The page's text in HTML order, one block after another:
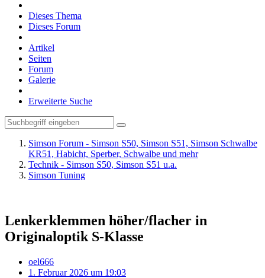
Dieses Thema
Dieses Forum
Artikel
Seiten
Forum
Galerie
Erweiterte Suche
Simson Forum - Simson S50, Simson S51, Simson Schwalbe
KR51, Habicht, Sperber, Schwalbe und mehr
Technik - Simson S50, Simson S51 u.a.
Simson Tuning
Lenkerklemmen höher/flacher in
Originaloptik S-Klasse
oel666
1. Februar 2026 um 19:03